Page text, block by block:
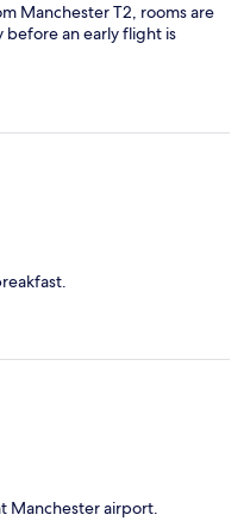
Manchester T2, rooms are
before an early flight is
Manchester airport.